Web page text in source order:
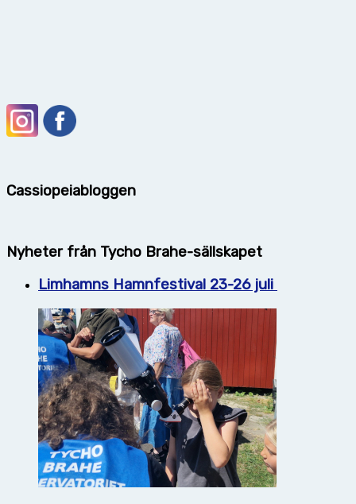
Cassiopeiabloggen
Nyheter från Tycho Brahe-sällskapet
Limhamns Hamnfestival 23-26 juli